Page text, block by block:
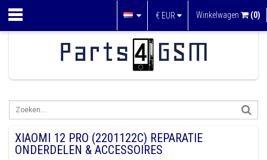
€ EUR Winkelwagen (0)
XIAOMI 12 PRO (2201122C) REPARATIE
ONDERDELEN & ACCESSOIRES